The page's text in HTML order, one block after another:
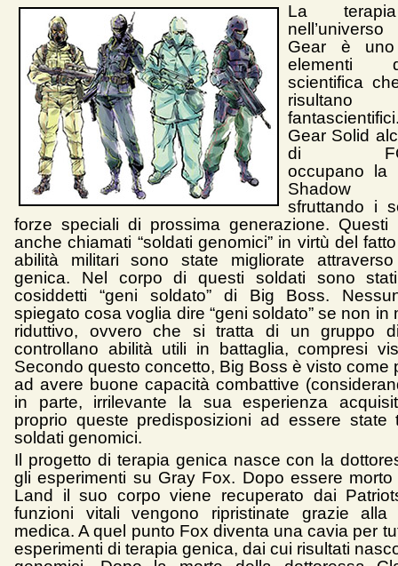
La
Gear è
elementi
scientifica
risultano
Gear Solid
di
occupano la
Shadow
sfruttando i
forze speciali di prossima generazione. Questi
anche chiamati “soldati genomici” in virtù del
abilità militari sono state migliorate
genica. Nel corpo di questi soldati sono
cosiddetti “geni soldato” di Big Boss.
spiegato cosa voglia dire “geni soldato” se non in
riduttivo, ovvero che si tratta di un gruppo
controllano abilità utili in battaglia, compresi
Secondo questo concetto, Big Boss è visto come
ad avere buone capacità combattive
in parte, irrilevante la sua esperienza
proprio queste predisposizioni ad essere state
soldati genomici.
Il progetto di terapia genica nasce con la
gli esperimenti su Gray Fox. Dopo essere
Land il suo corpo viene recuperato dai
funzioni vitali vengono ripristinate grazie alla
medica. A quel punto Fox diventa una cavia per
esperimenti di terapia genica, dai cui risultati